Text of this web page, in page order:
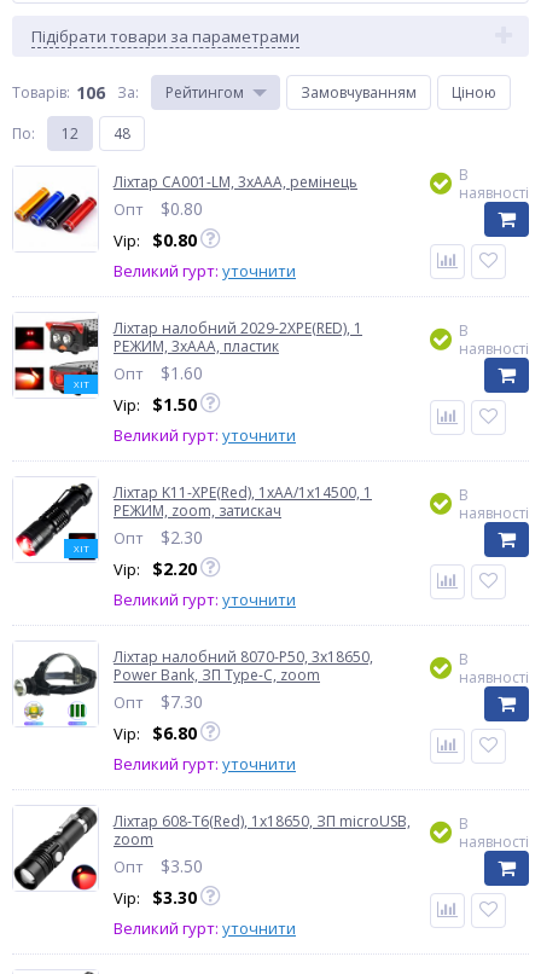
Підібрати товари за параметрами
Товарів: 106 За: Рейтингом Замовчуванням
Ціною
По: 12 48
Ліхтар CA001-LM, 3xAAA, ремінець
Опт $0.80
Vip: $0.80
Великий гурт: уточнити
В
наявності
ХІТ
Ліхтар налобний 2029-2XPE(RED), 1
РЕЖИМ, 3хААА, пластик
Опт $1.60
Vip: $1.50
Великий гурт: уточнити
В
наявності
ХІТ
Ліхтар K11-XPE(Red), 1хАА/1x14500, 1
РЕЖИМ, zoom, затискач
Опт $2.30
Vip: $2.20
Великий гурт: уточнити
В
наявності
Ліхтар налобний 8070-P50, 3x18650,
Power Bank, ЗП Type-C, zoom
Опт $7.30
Vip: $6.80
Великий гурт: уточнити
В
наявності
Ліхтар 608-T6(Red), 1x18650, ЗП microUSB,
zoom
Опт $3.50
Vip: $3.30
Великий гурт: уточнити
В
наявності